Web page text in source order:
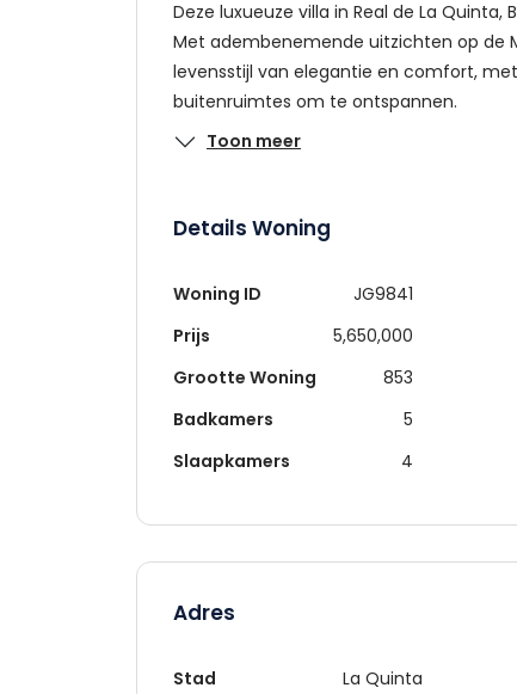
Deze luxueuze villa in Real de La
Met adembenemende uitzichten op de
levensstijl van elegantie en comfort,
buitenruimtes om te ontspannen.
Toon meer
Details Woning
Woning ID
JG9841
Prijs
5,650,000
Grootte Woning
853
Badkamers
5
Slaapkamers
4
Adres
Stad
La Quinta